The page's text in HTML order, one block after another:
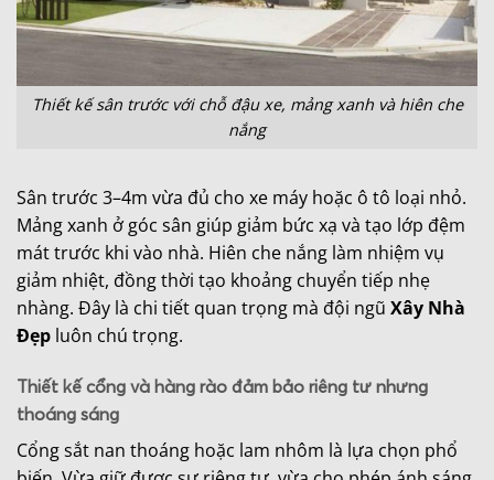
Thiết kế sân trước với chỗ đậu xe, mảng xanh và hiên che
nắng
Sân trước 3–4m vừa đủ cho xe máy hoặc ô tô loại nhỏ.
Mảng xanh ở góc sân giúp giảm bức xạ và tạo lớp đệm
mát trước khi vào nhà. Hiên che nắng làm nhiệm vụ
giảm nhiệt, đồng thời tạo khoảng chuyển tiếp nhẹ
nhàng. Đây là chi tiết quan trọng mà đội ngũ Xây Nhà
Đẹp luôn chú trọng.
Thiết kế cổng và hàng rào đảm bảo riêng tư nhưng
thoáng sáng
Cổng sắt nan thoáng hoặc lam nhôm là lựa chọn phổ